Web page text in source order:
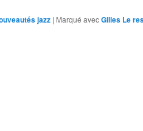
jazz | Marqué avecGilles Le